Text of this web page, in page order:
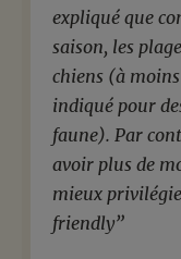
expliqué que
saison, les
chiens (à
indiqué pour
faune). Par
avoir plus de
mieux
friendly”